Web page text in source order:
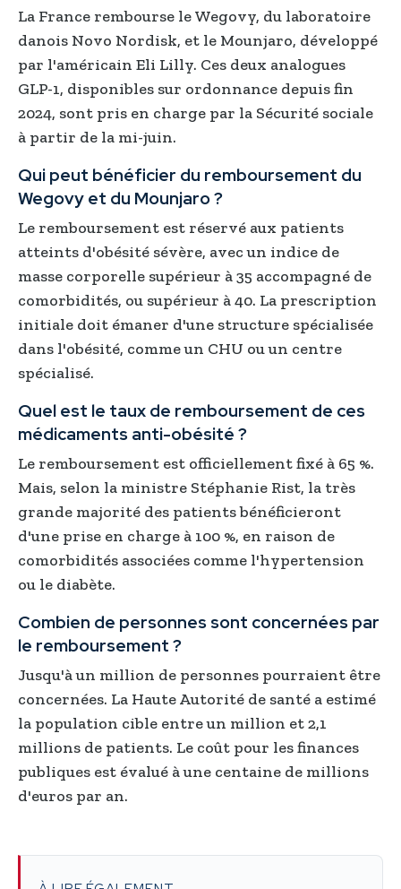
La France rembourse le Wegovy, du laboratoire
danois Novo Nordisk, et le Mounjaro, développé
par l'américain Eli Lilly. Ces deux analogues
GLP-1, disponibles sur ordonnance depuis fin
2024, sont pris en charge par la Sécurité sociale
à partir de la mi-juin.
Qui peut bénéficier du remboursement du
Wegovy et du Mounjaro ?
Le remboursement est réservé aux patients
atteints d'obésité sévère, avec un indice de
masse corporelle supérieur à 35 accompagné de
comorbidités, ou supérieur à 40. La prescription
initiale doit émaner d'une structure spécialisée
dans l'obésité, comme un CHU ou un centre
spécialisé.
Quel est le taux de remboursement de ces
médicaments anti-obésité ?
Le remboursement est officiellement fixé à 65 %.
Mais, selon la ministre Stéphanie Rist, la très
grande majorité des patients bénéficieront
d'une prise en charge à 100 %, en raison de
comorbidités associées comme l'hypertension
ou le diabète.
Combien de personnes sont concernées par
le remboursement ?
Jusqu'à un million de personnes pourraient être
concernées. La Haute Autorité de santé a estimé
la population cible entre un million et 2,1
millions de patients. Le coût pour les finances
publiques est évalué à une centaine de millions
d'euros par an.